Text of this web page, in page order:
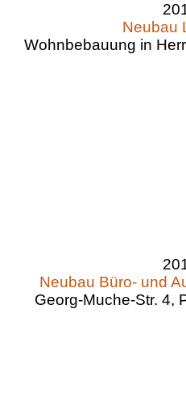
Neubau
Wohnbebauung in
Neubau Büro- und
Georg-Muche-Str. 4,